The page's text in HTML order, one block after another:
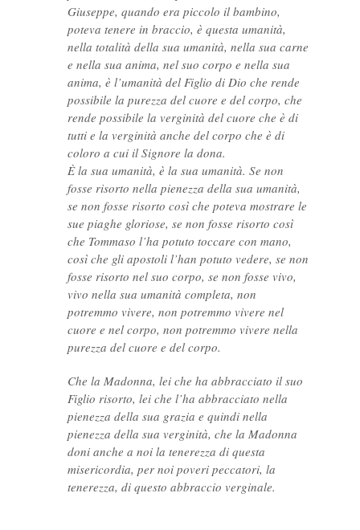
Giuseppe, quando era piccolo il bambino,
poteva tenere in braccio, è questa umanità,
nella totalità della sua umanità, nella sua carne
e nella sua anima, nel suo corpo e nella sua
anima, è l’umanità del Figlio di Dio che rende
possibile la purezza del cuore e del corpo, che
rende possibile la verginità del cuore che è di
tutti e la verginità anche del corpo che è di
coloro a cui il Signore la dona.
È la sua umanità, è la sua umanità. Se non
fosse risorto nella pienezza della sua umanità,
se non fosse risorto così che poteva mostrare le
sue piaghe gloriose, se non fosse risorto così
che Tommaso l’ha potuto toccare con mano,
così che gli apostoli l’han potuto vedere, se non
fosse risorto nel suo corpo, se non fosse vivo,
vivo nella sua umanità completa, non
potremmo vivere, non potremmo vivere nel
cuore e nel corpo, non potremmo vivere nella
purezza del cuore e del corpo.
Che la Madonna, lei che ha abbracciato il suo
Figlio risorto, lei che l’ha abbracciato nella
pienezza della sua grazia e quindi nella
pienezza della sua verginità, che la Madonna
doni anche a noi la tenerezza di questa
misericordia, per noi poveri peccatori, la
tenerezza, di questo abbraccio verginale.